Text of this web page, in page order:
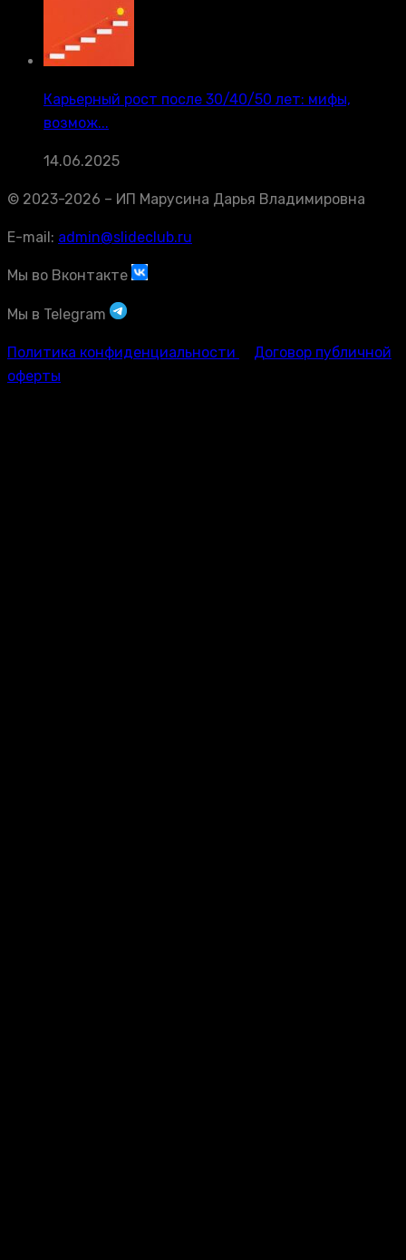
Карьерный рост после 30/40/50 лет: мифы,
возмож...
14.06.2025
© 2023-2026 – ИП Марусина Дарья Владимировна
E-mail: admin@slideclub.ru
Мы во Вконтакте
Мы в Telegram
Политика конфиденциальности
Договор публичной
оферты